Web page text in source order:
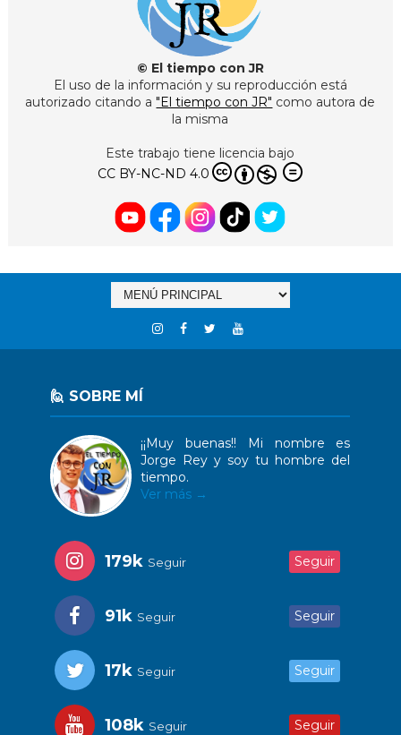
© El tiempo con JR
El uso de la información y su reproducción está
autorizado citando a "El tiempo con JR" como autora de
la misma
Este trabajo tiene licencia bajo
CC BY-NC-ND 4.0
🙋 SOBRE MÍ
¡¡Muy buenas!! Mi nombre es
Jorge Rey y soy tu hombre del
tiempo.
Ver más →
179k Seguir Seguir
91k Seguir Seguir
17k Seguir Seguir
108k Seguir Seguir